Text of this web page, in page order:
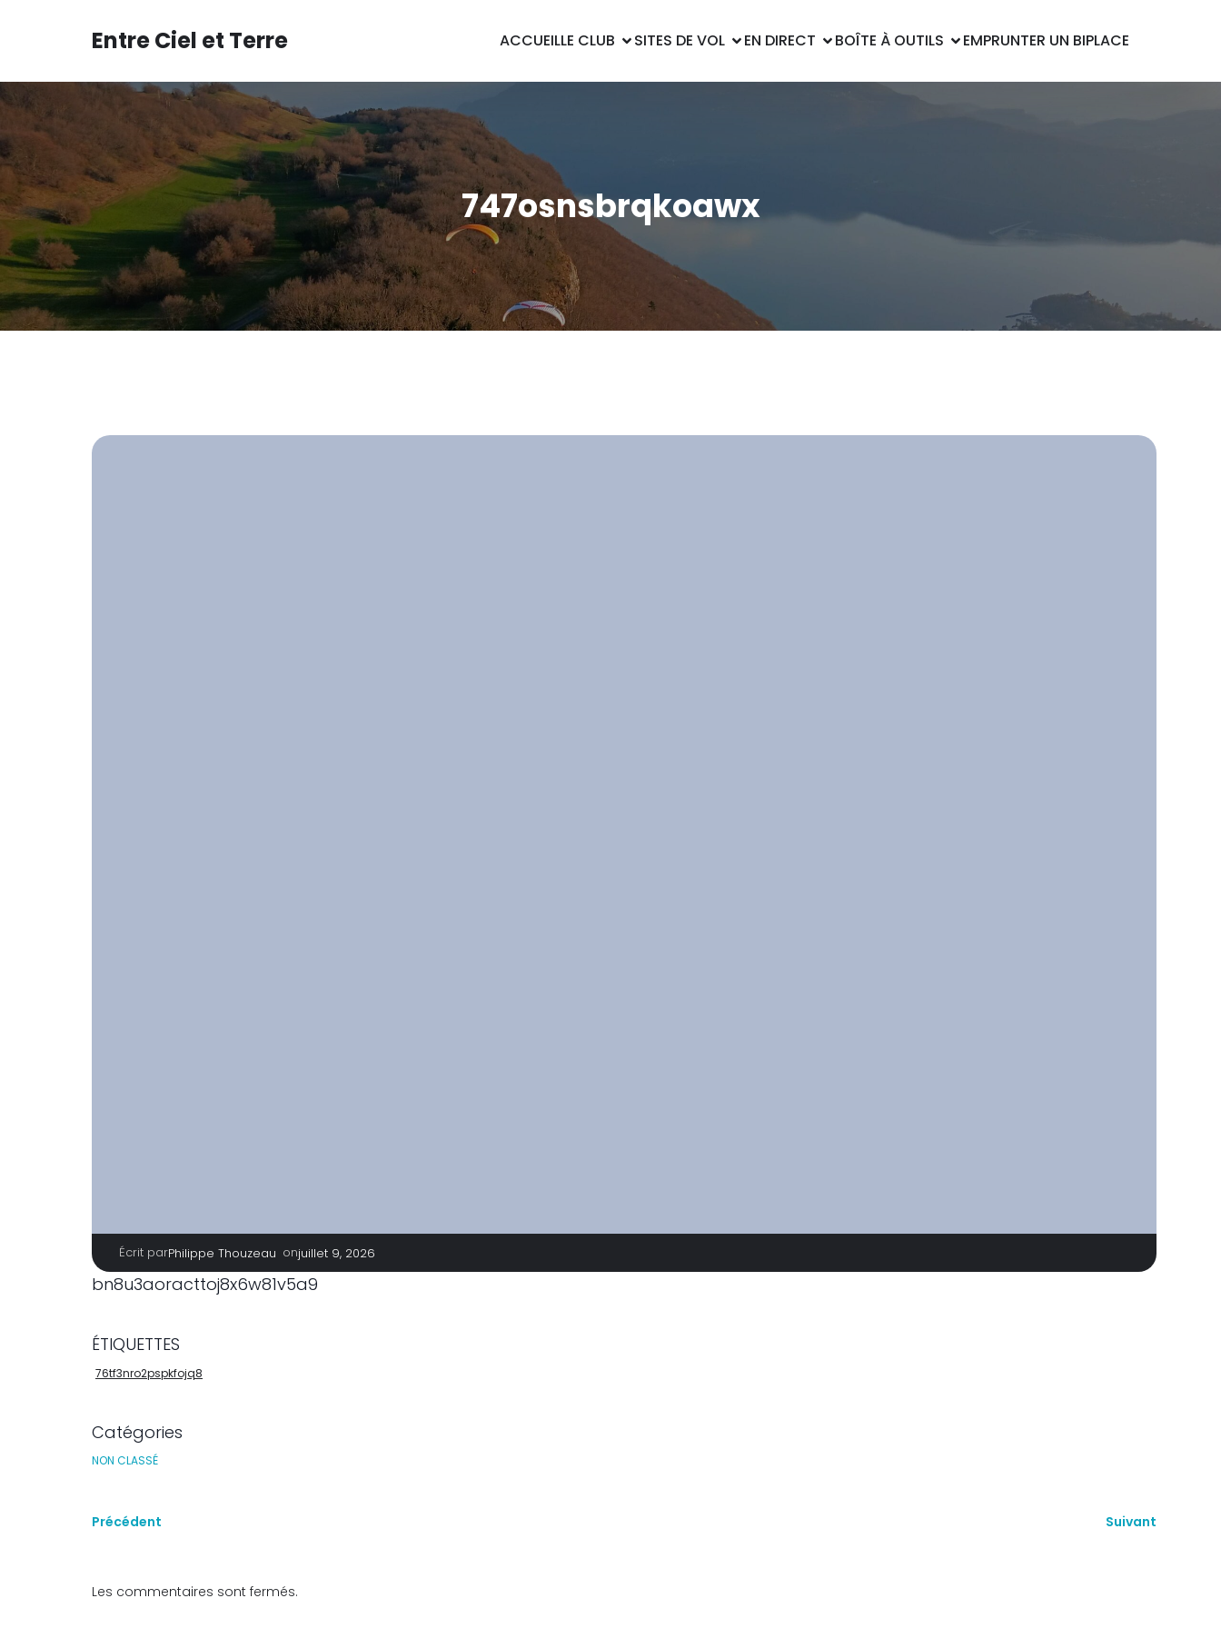
Entre Ciel et Terre ACCUEILLE CLUB SITES DE VOL EN DIRECT BOÎTE À OUTILS EMPRUNTER UN BIPLACE
747osnsbrqkoawx
Écrit parPhilippe Thouzeau onjuillet 9, 2026
bn8u3aoracttoj8x6w81v5a9
ÉTIQUETTES
76tf3nro2pspkfojq8
Catégories
NON CLASSÉ
Précédent Suivant
Les commentaires sont fermés.